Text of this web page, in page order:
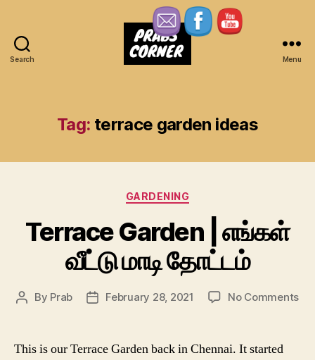
Search Menu
Tag: terrace garden ideas
Categories
GARDENING
Terrace Garden | எங்கள்
வீட்டு மாடி தோட்டம்
Post
By Prab
PostFebruary 28, 2021 No Commentson
This is our Terrace Garden back in Chennai. It started